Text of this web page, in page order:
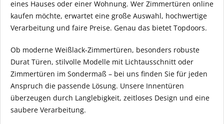
eines Hauses oder einer Wohnung. Wer Zimmertüren online
kaufen möchte, erwartet eine große Auswahl, hochwertige
Verarbeitung und faire Preise. Genau das bietet Topdoors.
Ob moderne Weißlack-Zimmertüren, besonders robuste
Durat Türen, stilvolle Modelle mit Lichtausschnitt oder
Zimmertüren im Sondermaß – bei uns finden Sie für jeden
Anspruch die passende Lösung. Unsere Innentüren
überzeugen durch Langlebigkeit, zeitloses Design und eine
saubere Verarbeitung.